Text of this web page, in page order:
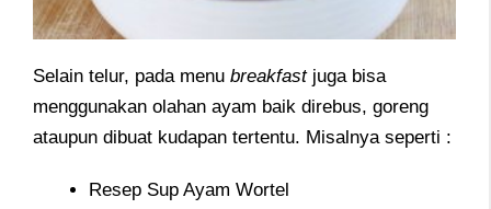
Selain telur, pada menu breakfast juga bisa
menggunakan olahan ayam baik direbus, goreng
ataupun dibuat kudapan tertentu. Misalnya seperti :
Resep Sup Ayam Wortel